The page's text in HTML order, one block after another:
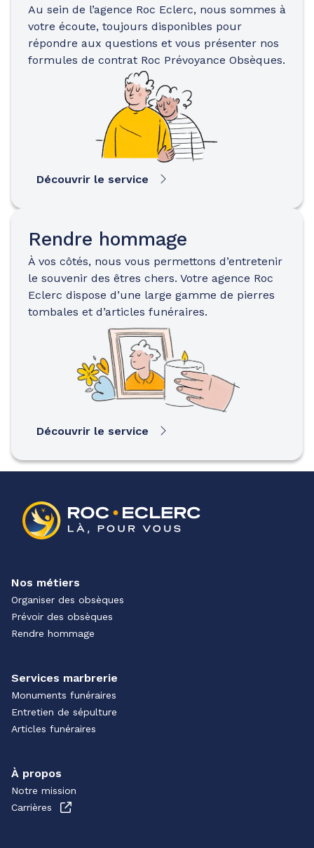
Au sein de l’agence Roc Eclerc, nous sommes à
votre écoute, toujours disponibles pour
répondre aux questions et vous présenter nos
formules de contrat Roc Prévoyance Obsèques.
Découvrir le service
Rendre hommage
À vos côtés, nous vous permettons d’entretenir
le souvenir des êtres chers. Votre agence Roc
Eclerc dispose d’une large gamme de pierres
tombales et d’articles funéraires.
Découvrir le service
Nos métiers
Organiser des obsèques
Prévoir des obsèques
Rendre hommage
Services marbrerie
Monuments funéraires
Entretien de sépulture
Articles funéraires
À propos
Notre mission
Carrières